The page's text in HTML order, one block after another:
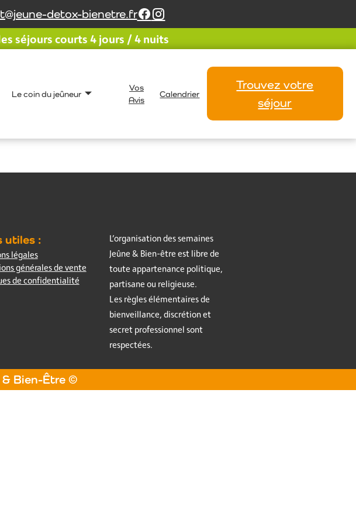
detox-bienetre.fr
séjours courts 4 jours / 4 nuits
Le coin du jeûneur
Vos
Avis
Calendrier
Trouvez votre
séjour
utiles :
légales
générales de vente
de confidentialité
L’organisation des semaines
Jeûne & Bien-être est libre de
toute appartenance politique,
partisane ou religieuse.
Les règles élémentaires de
bienveillance, discrétion et
secret professionnel sont
respectées.
Bien-Être ©